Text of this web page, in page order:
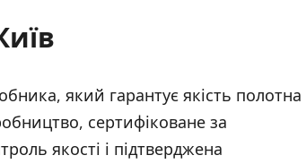
який гарантує якість полотна
сертифіковане за
якості і підтверджена